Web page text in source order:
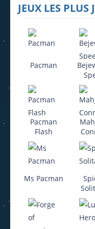
JEUX LES PLUS
Pacman
Pacman
Flash
Ms Pacman